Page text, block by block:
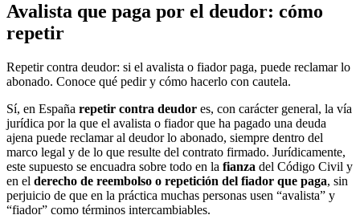
Avalista que paga por el deudor: cómo
repetir
Repetir contra deudor: si el avalista o fiador paga, puede reclamar lo
abonado. Conoce qué pedir y cómo hacerlo con cautela.
Sí, en España repetir contra deudor es, con carácter general, la vía
jurídica por la que el avalista o fiador que ha pagado una deuda
ajena puede reclamar al deudor lo abonado, siempre dentro del
marco legal y de lo que resulte del contrato firmado. Jurídicamente,
este supuesto se encuadra sobre todo en la fianza del Código Civil y
en el derecho de reembolso o repetición del fiador que paga, sin
perjuicio de que en la práctica muchas personas usen “avalista” y
“fiador” como términos intercambiables.